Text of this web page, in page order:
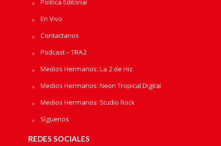
Política Editorial
En Vivo
Contactanos
Podcast – TRA2
Medios Hermanos: La 2 de Hiz
Medios Hermanos: Neon Tropical Digital
Medios Hermanos: Studio Rock
Sìguenos
REDES SOCIALES